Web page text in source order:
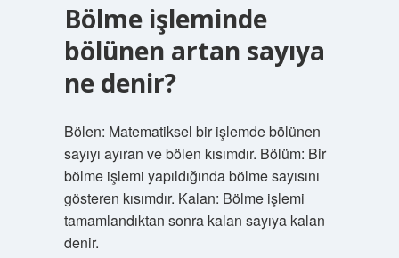
Bölme işleminde
bölünen artan sayıya
ne denir?
Bölen: Matematiksel bir işlemde bölünen
sayıyı ayıran ve bölen kısımdır. Bölüm: Bir
bölme işlemi yapıldığında bölme sayısını
gösteren kısımdır. Kalan: Bölme işlemi
tamamlandıktan sonra kalan sayıya kalan
denir.